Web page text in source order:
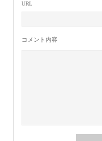
URL
コメント内容